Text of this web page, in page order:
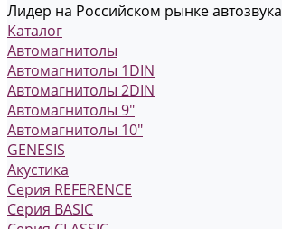
Лидер на Российском рынке автозвука
Каталог
Автомагнитолы
Автомагнитолы 1DIN
Автомагнитолы 2DIN
Автомагнитолы 9"
Автомагнитолы 10"
GENESIS
Акустика
Серия REFERENCE
Серия BASIC